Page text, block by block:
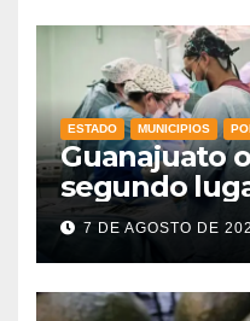
ESTADO MUNICIPIOS
Guanajuato
segundo
procuración
7 DE AGOSTO DE